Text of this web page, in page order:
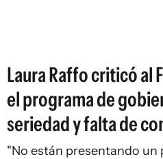
Laura Raffo criticó al
el programa de
seriedad y falta de
"No están presentando